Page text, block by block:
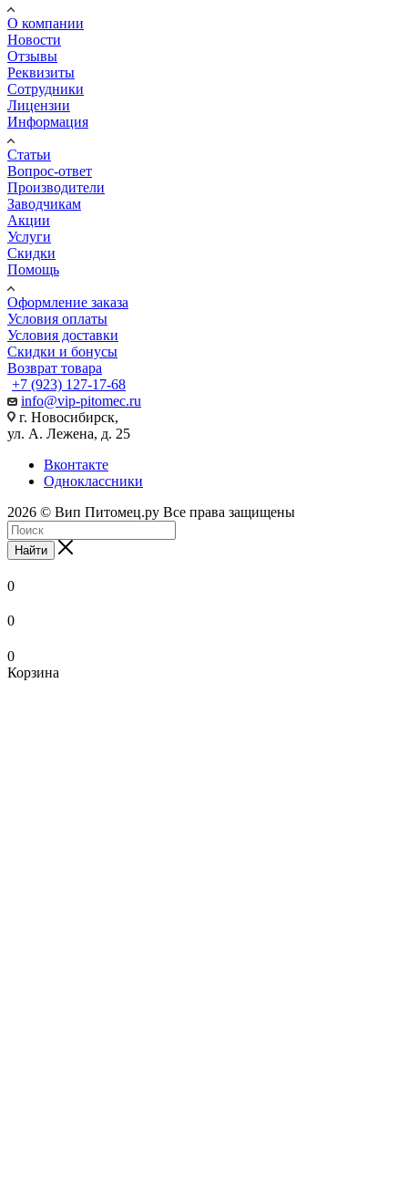
О компании
Новости
Отзывы
Реквизиты
Сотрудники
Лицензии
Информация
Статьи
Вопрос-ответ
Производители
Заводчикам
Акции
Услуги
Скидки
Помощь
Оформление заказа
Условия оплаты
Условия доставки
Скидки и бонусы
Возврат товара
+7 (923) 127-17-68
info@vip-pitomec.ru
г. Новосибирск,
ул. А. Лежена, д. 25
Вконтакте
Одноклассники
2026 © Вип Питомец.ру Все права защищены
Найти
0
0
0
Корзина